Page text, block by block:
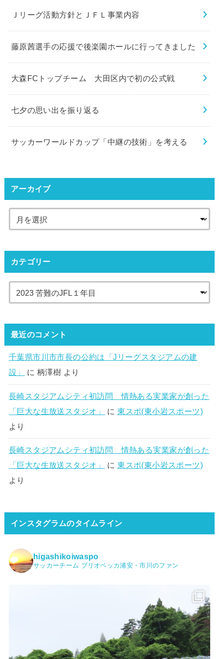
Ｊリーグ活動方針とＪＦＬ事業内容
藤原茜選手の応援で後楽園ホールに行ってきました
大森FCトップチーム 大田区内で初の公式戦
七夕の思い出を振り返る
サッカーワールドカップ「中継の技術」を考える
アーカイブ
カテゴリー
最近のコメント
千葉県市川市市長の公約は「Jリーグスタジアムの建
設」
に 柄澤樹 より
長崎スタジアムシティ初訪問 情熱ある実業家が創った
「巨大な生放送スタジオ」
に東スポ(東小岩スポーツ)
より
長崎スタジアムシティ初訪問 情熱ある実業家が創った
「巨大な生放送スタジオ」
に東スポ(東小岩スポーツ)
より
インスタグラムのタイムライン
higashikoiwaspo
サッカーチーム ブリオベッカ浦安・市川のファン